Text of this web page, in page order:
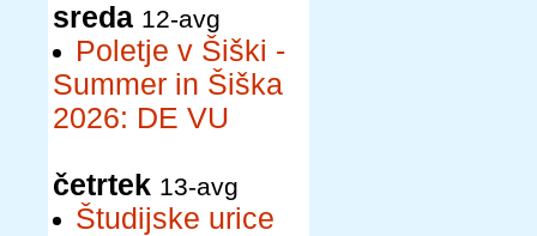
sreda 12-avg
Poletje v Šiški -
Summer in Šiška
2026: DE VU
četrtek 13-avg
Študijske urice